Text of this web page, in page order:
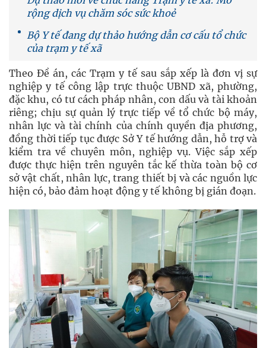
rộng dịch vụ chăm sóc sức khoẻ
Bộ Y tế đang dự thảo hướng dẫn cơ cấu tổ chức
của trạm y tế xã
Theo Đề án, các Trạm y tế sau sắp xếp là đơn vị sự
nghiệp y tế công lập trực thuộc UBND xã, phường,
đặc khu, có tư cách pháp nhân, con dấu và tài khoản
riêng; chịu sự quản lý trực tiếp về tổ chức bộ máy,
nhân lực và tài chính của chính quyền địa phương,
đồng thời tiếp tục được Sở Y tế hướng dẫn, hỗ trợ và
kiểm tra về chuyên môn, nghiệp vụ. Việc sắp xếp
được thực hiện trên nguyên tắc kế thừa toàn bộ cơ
sở vật chất, nhân lực, trang thiết bị và các nguồn lực
hiện có, bảo đảm hoạt động y tế không bị gián đoạn.